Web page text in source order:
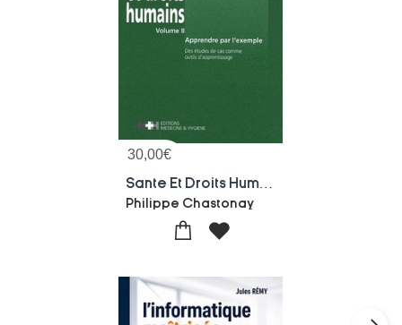
30,00€
Philippe Chastonay